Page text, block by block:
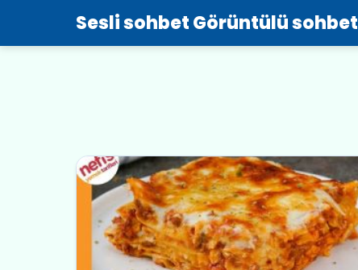
Sesli sohbet Görüntülü sohbet